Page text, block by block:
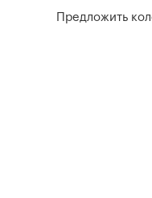
Предложить